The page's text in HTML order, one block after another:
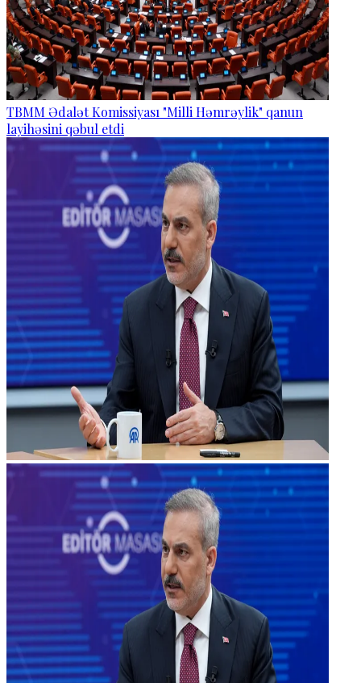
TBMM Ədalət Komissiyası "Milli Həmrəylik" qanun
layihəsini qəbul etdi